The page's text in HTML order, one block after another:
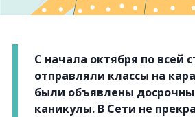
С начала октября по всей
отправляли классы на
были объявлены
каникулы. В Сети не